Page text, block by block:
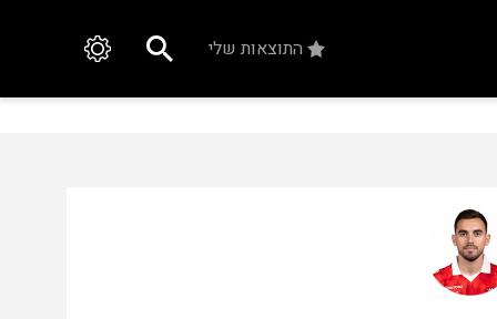
התוצאות שלי